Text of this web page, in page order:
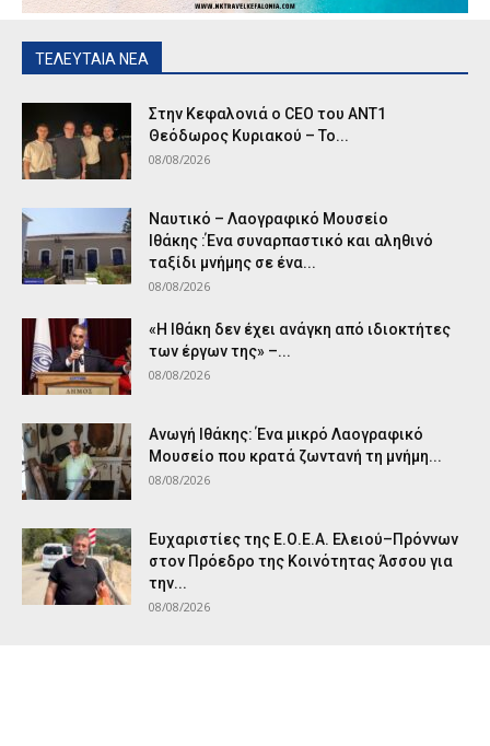
ΤΕΛΕΥΤΑΙΑ ΝΕΑ
Στην Κεφαλονιά ο CEO του ANT1
Θεόδωρος Κυριακού – Το...
08/08/2026
Ναυτικό – Λαογραφικό Μουσείο
Ιθάκης :Ένα συναρπαστικό και αληθινό
ταξίδι μνήμης σε ένα...
08/08/2026
«Η Ιθάκη δεν έχει ανάγκη από ιδιοκτήτες
των έργων της» –...
08/08/2026
Ανωγή Ιθάκης: Ένα μικρό Λαογραφικό
Μουσείο που κρατά ζωντανή τη μνήμη...
08/08/2026
Ευχαριστίες της Ε.Ο.Ε.Α. Ελειού–Πρόννων
στον Πρόεδρο της Κοινότητας Άσσου για
την...
08/08/2026